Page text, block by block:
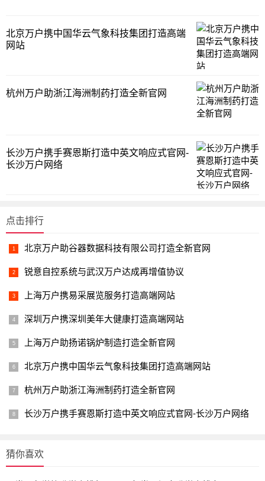
北京万户携中国华云气象科技集团打造高端
网站
杭州万户助浙江海洲制药打造全新官网
长沙万户携手赛恩斯打造中英文响应式官网-
长沙万户网络
点击排行
北京万户助谷器数据科技有限公司打造全新官网
锐意自控系统与武汉万户达成再增值协议
上海万户携易采展览服务打造高端网站
深圳万户携深圳美年大健康打造高端网站
上海万户助扬诺锅炉制造打造全新官网
北京万户携中国华云气象科技集团打造高端网站
杭州万户助浙江海洲制药打造全新官网
长沙万户携手赛恩斯打造中英文响应式官网-长沙万户网络
猜你喜欢